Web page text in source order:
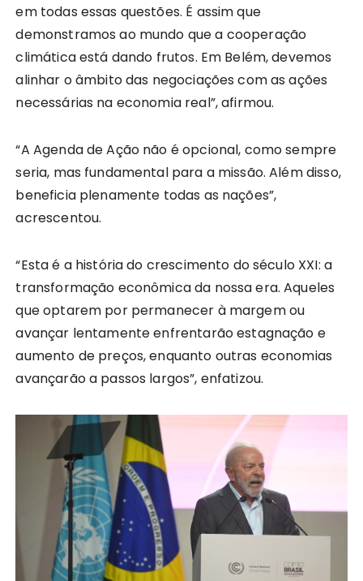
em todas essas questões. É assim que
demonstramos ao mundo que a cooperação
climática está dando frutos. Em Belém, devemos
alinhar o âmbito das negociações com as ações
necessárias na economia real”, afirmou.
“A Agenda de Ação não é opcional, como sempre
seria, mas fundamental para a missão. Além disso,
beneficia plenamente todas as nações”,
acrescentou.
“Esta é a história do crescimento do século XXI: a
transformação econômica da nossa era. Aqueles
que optarem por permanecer à margem ou
avançar lentamente enfrentarão estagnação e
aumento de preços, enquanto outras economias
avançarão a passos largos”, enfatizou.